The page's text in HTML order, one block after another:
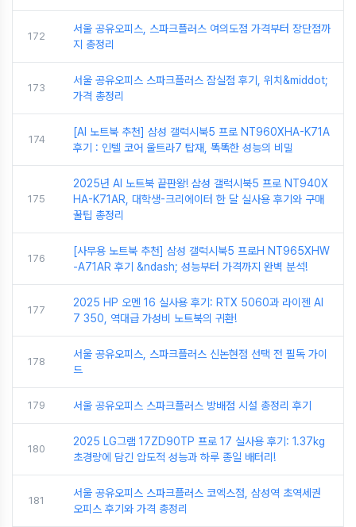
172
서울 공유오피스, 스파크플러스 여의도점 가격부터 장단점까
지 총정리
173
서울 공유오피스 스파크플러스 잠실점 후기, 위치&middot;
가격 총정리
174
[AI 노트북 추천] 삼성 갤럭시북5 프로 NT960XHA-K71A
후기 : 인텔 코어 울트라7 탑재, 똑똑한 성능의 비밀
175
2025년 AI 노트북 끝판왕! 삼성 갤럭시북5 프로 NT940X
HA-K71AR, 대학생-크리에이터 한 달 실사용 후기와 구매
꿀팁 총정리
176
[사무용 노트북 추천] 삼성 갤럭시북5 프로H NT965XHW
-A71AR 후기 &ndash; 성능부터 가격까지 완벽 분석!
177
2025 HP 오멘 16 실사용 후기: RTX 5060과 라이젠 AI
7 350, 역대급 가성비 노트북의 귀환!
178
서울 공유오피스, 스파크플러스 신논현점 선택 전 필독 가이
드
179 서울 공유오피스 스파크플러스 방배점 시설 총정리 후기
180
2025 LG그램 17ZD90TP 프로 17 실사용 후기: 1.37kg
초경량에 담긴 압도적 성능과 하루 종일 배터리!
181
서울 공유오피스 스파크플러스 코엑스점, 삼성역 초역세권
오피스 후기와 가격 총정리